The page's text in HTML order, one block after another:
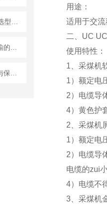
用途：
适用于交
二、 UC
使用特性：
1 、采煤机
1）额定电
2）电缆导
4）黄色护
2 、采煤机
1）额定电
2）电缆导
电缆的zui
4）电缆不
3、采煤机